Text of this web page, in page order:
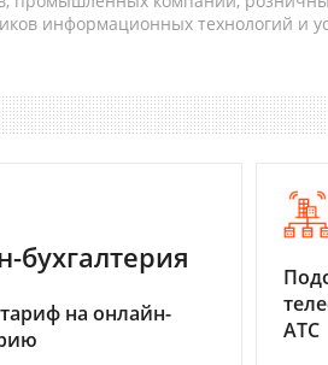
информационных технологий и
бухгалтерия
на онлайн-
АТС